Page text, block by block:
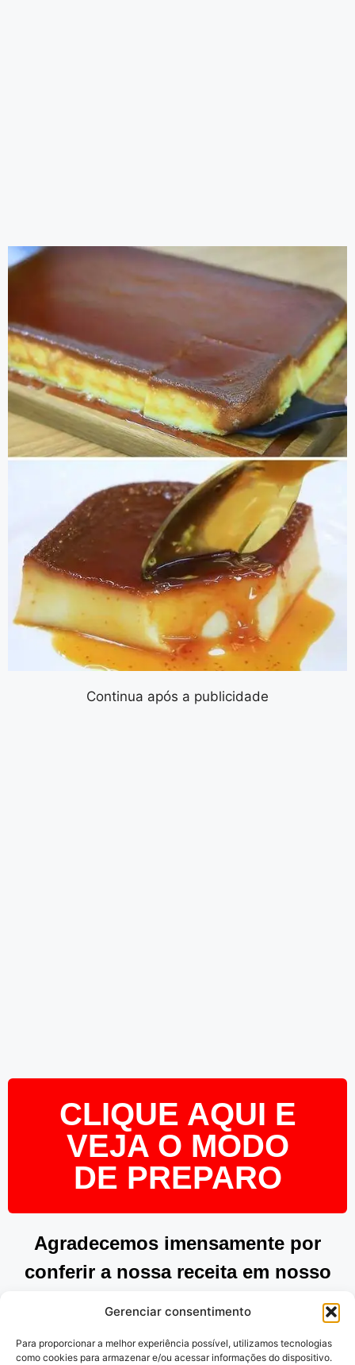
Gerenciar consentimento
Para proporcionar a melhor experiência possível, utilizamos tecnologias
como cookies para armazenar e/ou acessar informações do dispositivo.
Continua após a publicidade
CLIQUE AQUI E
VEJA O MODO
DE PREPARO
Agradecemos imensamente por
conferir a nossa receita em nosso
encontrado inspiração e praticidade
para preparar pratos deliciosos.